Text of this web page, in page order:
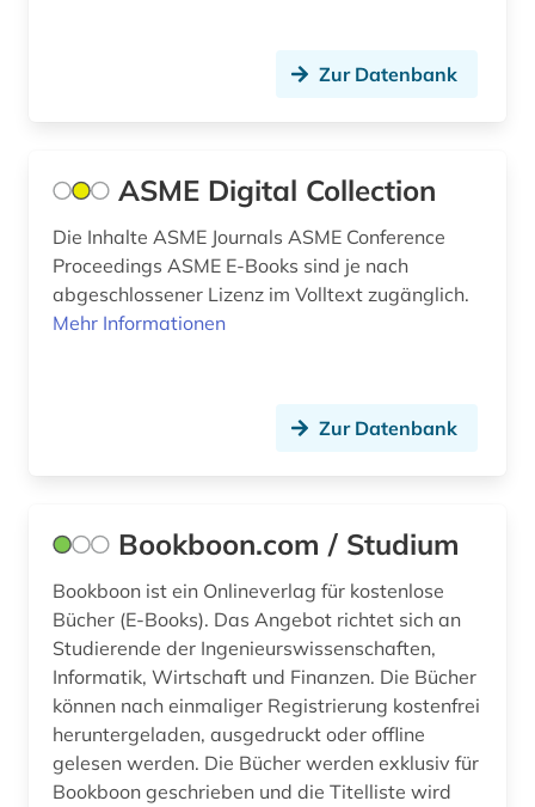
naturwissenschaft (1)
naturwissenschaften (5)
neuheit (1)
numerische mathematik (1)
open access (7)
open data (1)
open science (1)
optik (1)
optische nachrichtentechnik (1)
optoelektronik (1)
Zur Datenbank
ASME Digital Collection
Die Inhalte ASME Journals ASME Conference
Proceedings ASME E-Books sind je nach
abgeschlossener Lizenz im Volltext zugänglich.
Mehr Informationen
Zur Datenbank
Bookboon.com / Studium
Bookboon ist ein Onlineverlag für kostenlose
Bücher (E-Books). Das Angebot richtet sich an
Studierende der Ingenieurswissenschaften,
Informatik, Wirtschaft und Finanzen. Die Bücher
können nach einmaliger Registrierung kostenfrei
heruntergeladen, ausgedruckt oder offline
gelesen werden. Die Bücher werden exklusiv für
Bookboon geschrieben und die Titelliste wird